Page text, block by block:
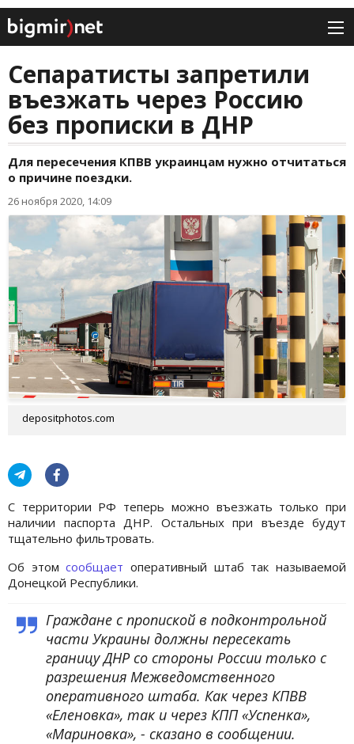
Сепаратисты запретили
въезжать через Россию
без прописки в ДНР
Для пересечения КПВВ украинцам нужно отчитаться
о причине поездки.
26 ноября 2020, 14:09
depositphotos.com
С территории РФ теперь можно въезжать только при
наличии паспорта ДНР. Остальных при въезде будут
тщательно фильтровать.
Об этомсообщает оперативный штаб так называемой
Донецкой Республики.
Граждане с пропиской в подконтрольной
части Украины должны пересекать
границу ДНР со стороны России только с
разрешения Межведомственного
оперативного штаба. Как через КПВВ
«Еленовка», так и через КПП «Успенка»,
«Мариновка», - сказано в сообщении.